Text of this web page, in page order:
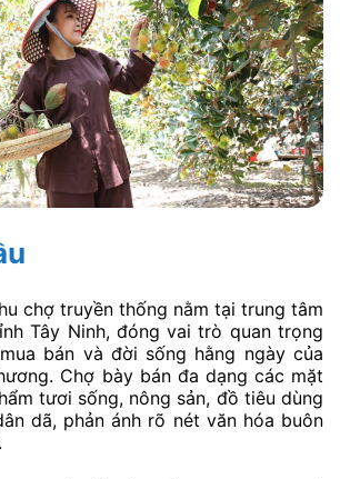
chợ truyền thống nằm tại trung tâm
Tây Ninh, đóng vai trò quan trọng
bán và đời sống hằng ngày của
Chợ bày bán đa dạng các mặt
tươi sống, nông sản, đồ tiêu dùng
dã, phản ánh rõ nét văn hóa buôn